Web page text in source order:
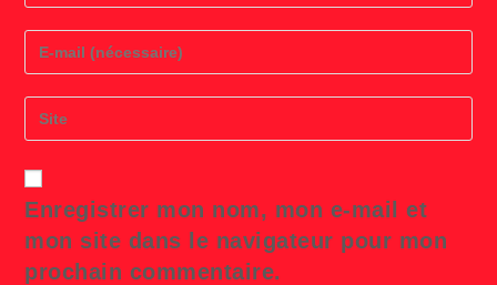
or
username
to
comment
Enter
your
address
comment
Saisir
l’URL
votre
site
(facultatif)
Enregistrer mon nom, mon e-mail et
mon site dans le navigateur pour mon
prochain commentaire.